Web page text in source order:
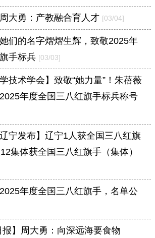
大勇：产教融合育人才 [03/04]
她们的名字熠熠生辉，致敬2025年
手标兵 [03/03]
技术学会】致敬“她力量”！朱蓓薇
年度全国三八红旗手标兵称号
辽宁发布】辽宁1人获全国三八红旗
集体获全国三八红旗手（集体）
2025年度全国三八红旗手，名单公
报】周大勇：向深远海要食物